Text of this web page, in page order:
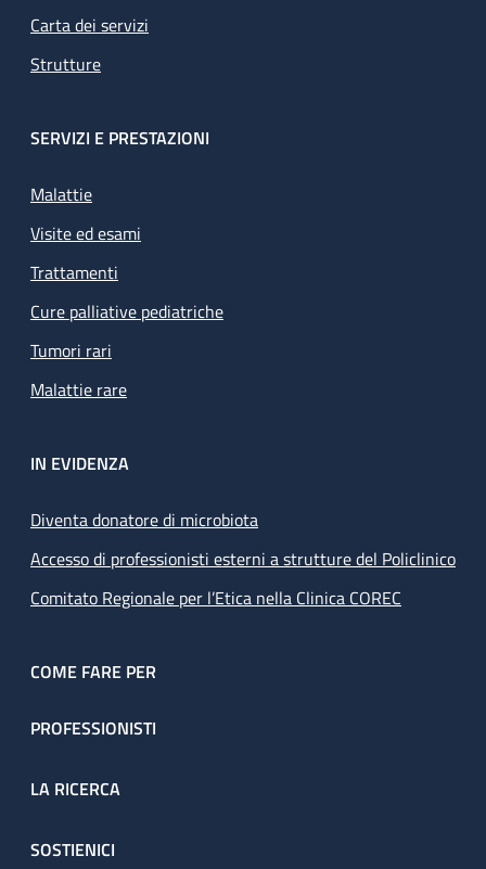
Carta dei servizi
Strutture
SERVIZI E PRESTAZIONI
Malattie
Visite ed esami
Trattamenti
Cure palliative pediatriche
Tumori rari
Malattie rare
IN EVIDENZA
Diventa donatore di microbiota
Accesso di professionisti esterni a strutture del Policlinico
Comitato Regionale per l’Etica nella Clinica COREC
COME FARE PER
PROFESSIONISTI
LA RICERCA
SOSTIENICI